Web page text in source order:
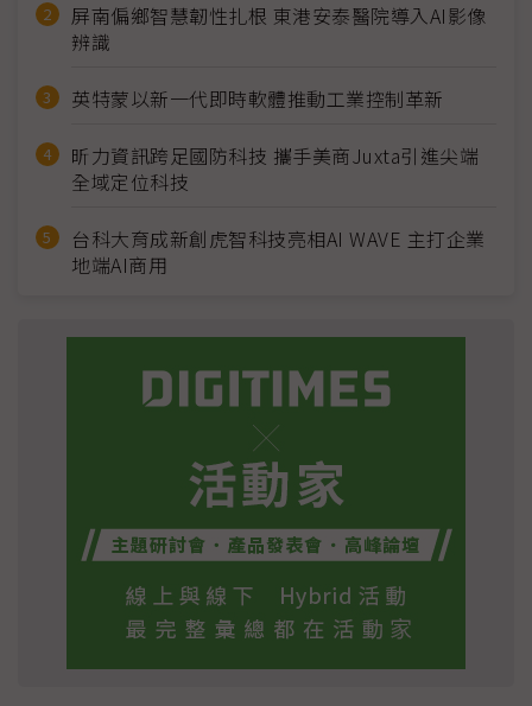
屏南偏鄉智慧韌性扎根 東港安泰醫院導入AI影像
辨識
英特蒙以新一代即時軟體推動工業控制革新
昕力資訊跨足國防科技 攜手美商Juxta引進尖端
全域定位科技
台科大育成新創虎智科技亮相AI WAVE 主打企業
地端AI商用